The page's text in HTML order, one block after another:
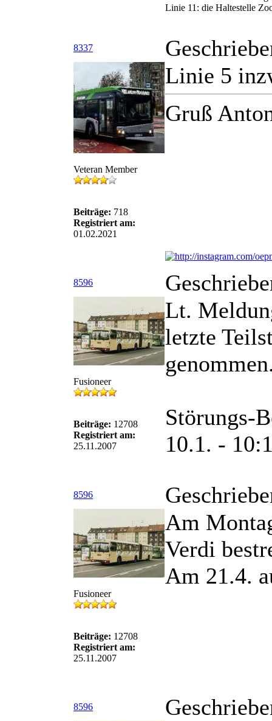
Linie 11: die Haltestelle
8337
Veteran Member
Beiträge: 718
Registriert am:
01.02.2021
Linie 5
Gruß
8596
Fusioneer
Beiträge: 12708
Registriert am:
25.11.2007
Lt.
letzte
Störungs-
10.1. -
8596
Fusioneer
Beiträge: 12708
Registriert am:
25.11.2007
Am
Verdi
Am 21.4.
8596